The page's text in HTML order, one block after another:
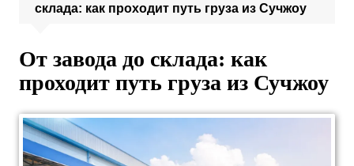
склада: как проходит путь груза из Сучжоу
От завода до склада: как
проходит путь груза из Сучжоу